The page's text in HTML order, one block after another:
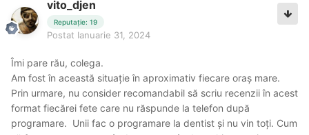
vito_djen
Reputație: 19
Postat Ianuarie 31, 2024
Îmi pare rău, colega.
Am fost în această situație în aproximativ fiecare oraș mare.
Prin urmare, nu consider recomandabil să scriu recenzii în acest
format fiecărei fete care nu răspunde la telefon după
programare. Unii fac o programare la dentist și nu vin toți. Cum